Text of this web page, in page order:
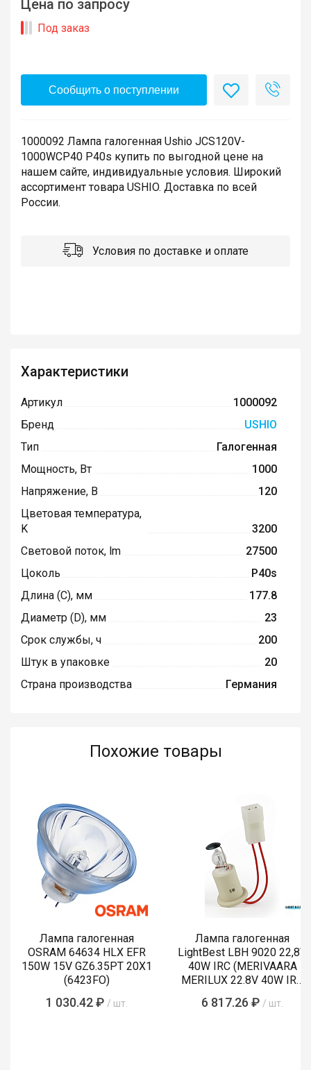
Цена по запросу
Под заказ
Сообщить о поступлении
1000092 Лампа галогенная Ushio JCS120V-
1000WCP40 P40s купить по выгодной цене на
нашем сайте, индивидуальные условия. Широкий
ассортимент товара USHIO. Доставка по всей
России.
Условия по доставке и оплате
Характеристики
Артикул
1000092
Бренд
USHIO
Тип
Галогенная
Мощность, Вт
1000
Напряжение, В
120
Цветовая температура,
K
3200
Световой поток, lm
27500
Цоколь
P40s
Длина (C), мм
177.8
Диаметр (D), мм
23
Срок службы, ч
200
Штук в упаковке
20
Страна производства
Германия
Похожие товары
Лампа галогенная
OSRAM 64634 HLX EFR
150W 15V GZ6.35PT 20X1
(6423FO)
1 030.42 ₽ / шт.
Лампа галогенная
LightBest LBH 9020 22,8V
40W IRC (MERIVAARA
MERILUX 22.8V 40W IRC
6 817.26 ₽ / шт.